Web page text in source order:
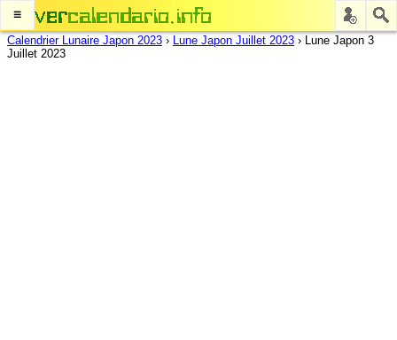
≡
Calendrier Lunaire Japon 2023 › Lune Japon Juillet 2023 › Lune Japon 3
Juillet 2023